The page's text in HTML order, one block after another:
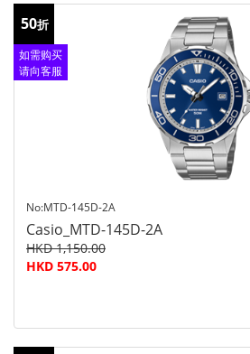
50折
如需购买
请向客服
No:MTD-145D-2A
Casio_MTD-145D-2A
HKD 1,150.00
HKD 575.00